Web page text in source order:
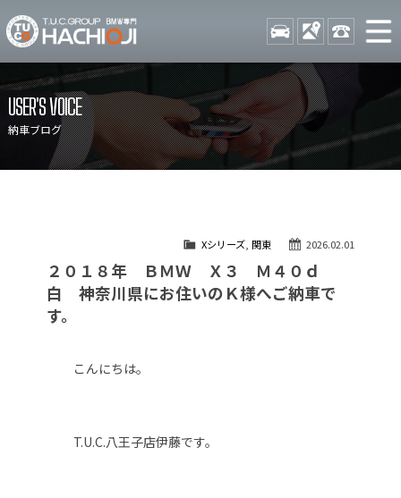
TUCグループ BMW専門 八
STOCK ACCESS 042-
ニュース
在庫リスト
目玉車両一覧
店舗紹介
保証＆サービス
アクセスマップ
自動車保険
TUCとは？
リクルート
USER'S VOICE
納車ブログ
2026.02.01
Xシリーズ, 関東
２０１８年 ＢＭＷ Ｘ３ Ｍ４０ｄ
白 神奈川県にお住いのＫ様へご納車で
す。
こんにちは。
T.U.C.八王子店伊藤です。